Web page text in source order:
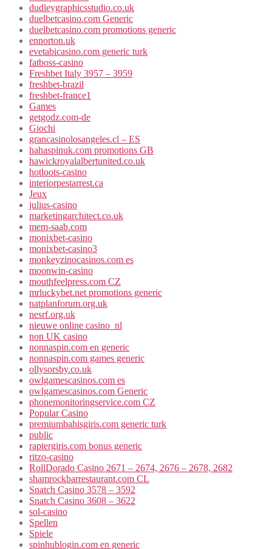
dudleygraphicsstudio.co.uk
duelbetcasino.com Generic
duelbetcasino.com promotions generic
ennorton.uk
evetabicasino.com generic turk
fatboss-casino
Freshbet Italy 3957 – 3959
freshbet-brazil
freshbet-france1
Games
getgodz.com-de
Giochi
grancasinolosangeles.cl – ES
hahaspinuk.com promotions GB
hawickroyalalbertunited.co.uk
hotloots-casino
interiorpestarrest.ca
Jeux
julius-casino
marketingarchitect.co.uk
mem-saab.com
monixbet-casino
monixbet-casino3
monkeyzinocasinos.com es
moonwin-casino
mouthfeelpress.com CZ
mrluckybet.net promotions generic
natplanforum.org.uk
nesrf.org.uk
nieuwe online casino_nl
non UK casino
nonnaspin.com en generic
nonnaspin.com games generic
ollysorsby.co.uk
owlgamescasinos.com es
owlgamescasinos.com Generic
phonemonitoringservice.com CZ
Popular Casino
premiumbahisgiris.com generic turk
public
raptergiris.com bonus generic
ritzo-casino
RollDorado Casino 2671 – 2674, 2676 – 2678, 2682
shamrockbarrestaurant.com CL
Snatch Casino 3578 – 3592
Snatch Casino 3608 – 3622
sol-casino
Spellen
Spiele
spinhublogin.com en generic